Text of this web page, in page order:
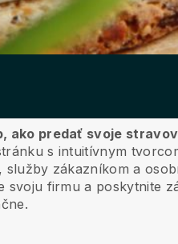
ako predať svoje
s intuitívnym
zákazníkom a
svoju firmu a poskytnite